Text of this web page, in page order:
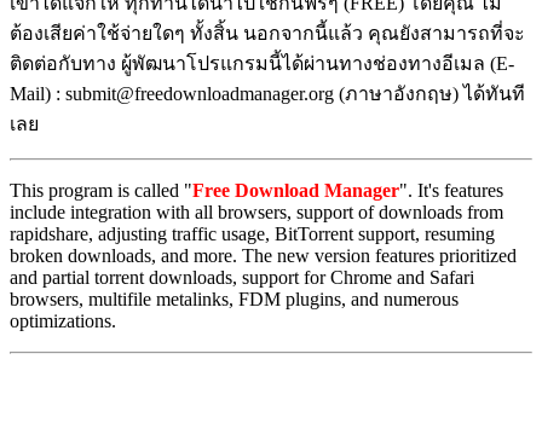
ต้องเสียค่าใช้จ่ายใดๆ ทั้งสิ้น นอกจากนี้แล้ว คุณยังสามารถที่จะ
ติดต่อกับทาง ผู้พัฒนาโปรแกรมนี้ได้ผ่านทางช่องทางอีเมล (E-
Mail) : submit@freedownloadmanager.org (ภาษาอังกฤษ) ได้ทันที
เลย
This program is called "Free Download Manager". It's features
include integration with all browsers, support of downloads from
rapidshare, adjusting traffic usage, BitTorrent support, resuming
broken downloads, and more. The new version features prioritized
and partial torrent downloads, support for Chrome and Safari
browsers, multifile metalinks, FDM plugins, and numerous
optimizations.